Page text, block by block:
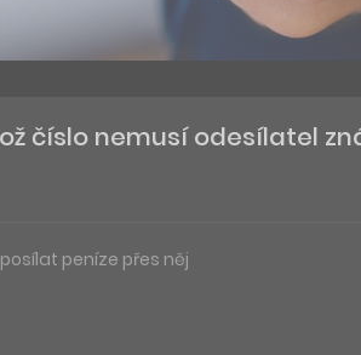
číslo nemusí odesílatel
peníze přes něj